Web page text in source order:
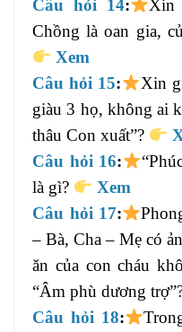
Câu hỏi 14:
Xin
Chồng là oan gia,
Xem
Câu hỏi 15:
Xin
giàu 3 họ, không ai
thâu Con xuất”?
Câu hỏi 16:
là gì?
Xem
Câu hỏi 17:
– Bà, Cha – Mẹ có
ăn của con cháu
“Âm phù dương
Câu hỏi 18: